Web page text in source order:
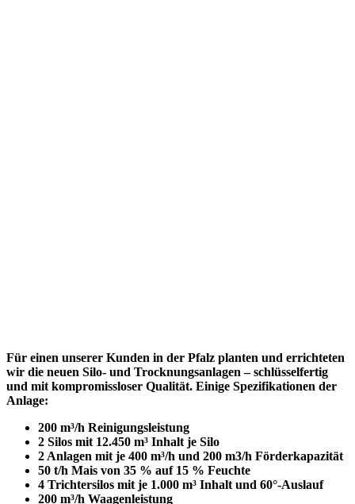
Für einen unserer Kunden in der Pfalz planten und errichteten
wir die neuen Silo- und Trocknungsanlagen – schlüsselfertig
und mit kompromissloser Qualität. Einige Spezifikationen der
Anlage:
200 m³/h Reinigungsleistung
2 Silos mit 12.450 m³ Inhalt je Silo
2 Anlagen mit je 400 m³/h und 200 m3/h Förderkapazität
50 t/h Mais von 35 % auf 15 % Feuchte
4 Trichtersilos mit je 1.000 m³ Inhalt und 60°-Auslauf
200 m³/h Waagenleistung